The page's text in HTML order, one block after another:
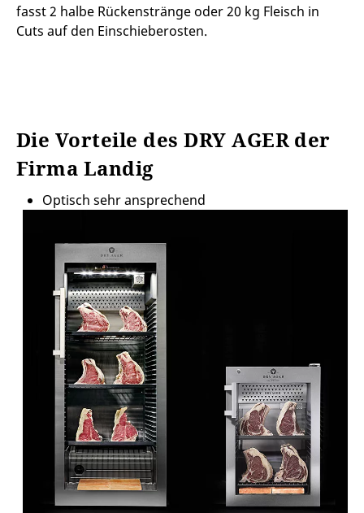
fasst 2 halbe Rückenstränge oder 20 kg Fleisch in
Cuts auf den Einschieberosten.
Die Vorteile des DRY AGER der
Firma Landig
Optisch sehr ansprechend